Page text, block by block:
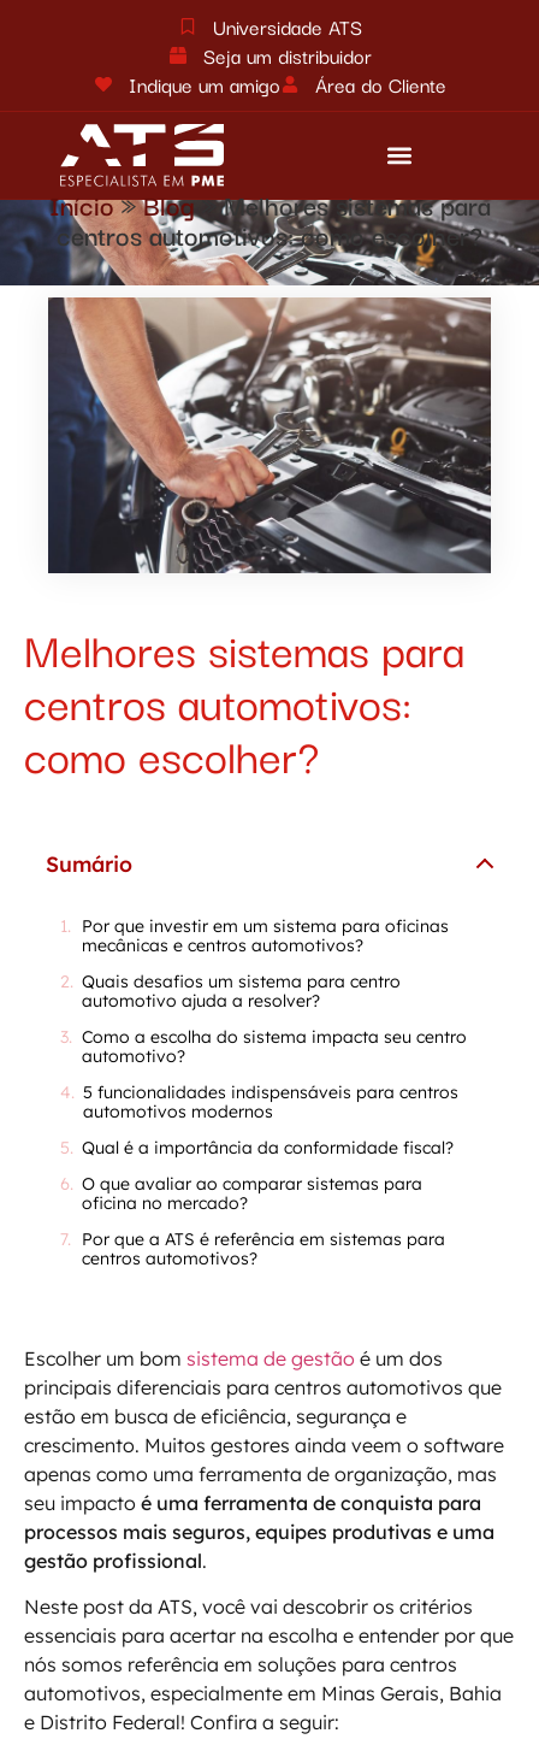
Universidade ATS
Seja um distribuidor
Indique um amigo
Área do Cliente
Início»Blog»Melhores sistemas para
centros automotivos: como escolher?
Melhores sistemas para
centros automotivos:
como escolher?
Sumário
Por que investir em um sistema para oficinas
mecânicas e centros automotivos?
Quais desafios um sistema para centro
automotivo ajuda a resolver?
Como a escolha do sistema impacta seu centro
automotivo?
5 funcionalidades indispensáveis para centros
automotivos modernos
Qual é a importância da conformidade fiscal?
O que avaliar ao comparar sistemas para
oficina no mercado?
Por que a ATS é referência em sistemas para
centros automotivos?
Escolher um bom sistema de gestão é um dos
principais diferenciais para centros automotivos que
estão em busca de eficiência, segurança e
crescimento. Muitos gestores ainda veem o software
apenas como uma ferramenta de organização, mas
seu impacto é uma ferramenta de conquista para
processos mais seguros, equipes produtivas e uma
gestão profissional.
Neste post da ATS, você vai descobrir os critérios
essenciais para acertar na escolha e entender por que
nós somos referência em soluções para centros
automotivos, especialmente em Minas Gerais, Bahia
e Distrito Federal! Confira a seguir: